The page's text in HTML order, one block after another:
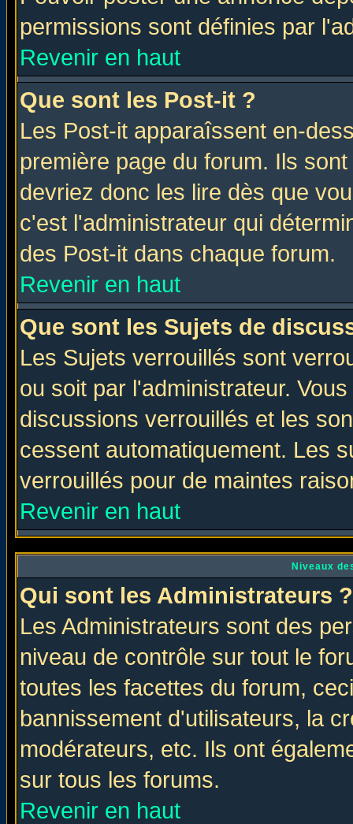
permissions sont définies par
Revenir en haut
Que sont les Post-it ?
Les Post-it apparaîssent en-
première page du forum. Ils
devriez donc les lire dès que
c'est l'administrateur qui
des Post-it dans chaque forum.
Revenir en haut
Que sont les Sujets de
Les Sujets verrouillés sont
ou soit par l'administrateur.
discussions verrouillés et les
cessent automatiquement. Les
verrouillés pour de maintes
Revenir en haut
Niveaux
Qui sont les Administrateurs ?
Les Administrateurs sont des
niveau de contrôle sur tout le
toutes les facettes du forum,
bannissement d'utilisateurs, la
modérateurs, etc. Ils ont
sur tous les forums.
Revenir en haut